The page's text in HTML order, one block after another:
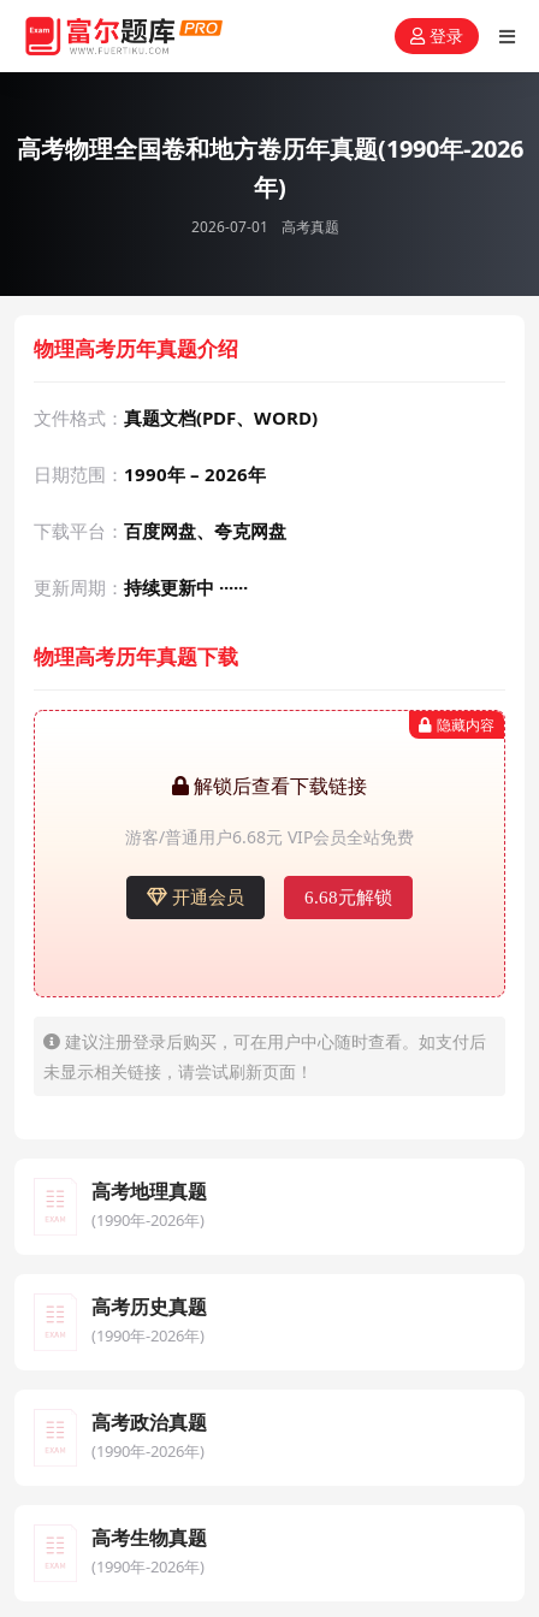
登录
高考物理全国卷和地方卷历年真题(1990年-2026
年)
2026-07-01 高考真题
物理高考历年真题介绍
文件格式： 真题文档(PDF、WORD)
日期范围： 1990年 – 2026年
下载平台： 百度网盘、夸克网盘
更新周期： 持续更新中 ······
物理高考历年真题下载
隐藏内容
解锁后查看下载链接
游客/普通用户6.68元 VIP会员全站免费
开通会员 6.68元解锁
建议注册登录后购买，可在用户中心随时查看。如支付后
未显示相关链接，请尝试刷新页面！
高考地理真题
(1990年-2026年)
高考历史真题
(1990年-2026年)
高考政治真题
(1990年-2026年)
高考生物真题
(1990年-2026年)